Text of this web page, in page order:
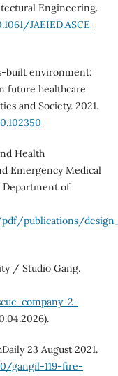
Engineering.
JAEIED.ASCE-
built environment:
future healthcare
and Society. 2021.
Health
Emergency Medical
Department of
publications/
/ Studio Gang.
company-2-
23 August 2021.
gangil-119-fire-